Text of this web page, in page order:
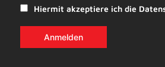
Hiermit akzeptiere ich die